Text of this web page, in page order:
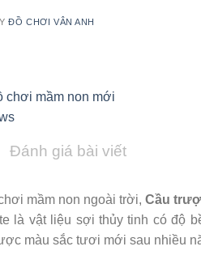
ĐỒ CHƠI VÂN ANH
Đánh giá bài viết
mầm non ngoài trời,Cầu
là vật liệu sợi thủy tinh có độ
màu sắc tươi mới sau nhiều